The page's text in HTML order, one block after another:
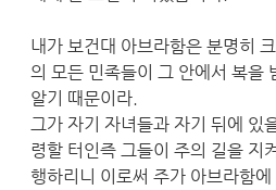
내가 보건대 아브라함은 분명히
의 모든 민족들이 그 안에서 복을
알기 때문이라.
그가 자기 자녀들과 자기 뒤에 있
령할 터인즉 그들이 주의 길을 지
행하리니 이로써 주가 아브라함